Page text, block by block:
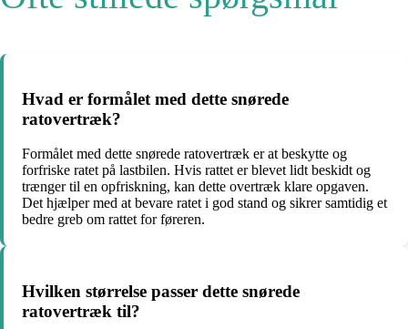
Hvad er formålet med dette snørede
ratovertræk?
Formålet med dette snørede ratovertræk er at beskytte og
forfriske ratet på lastbilen. Hvis rattet er blevet lidt beskidt og
trænger til en opfriskning, kan dette overtræk klare opgaven.
Det hjælper med at bevare ratet i god stand og sikrer samtidig et
bedre greb om rattet for føreren.
Hvilken størrelse passer dette snørede
ratovertræk til?